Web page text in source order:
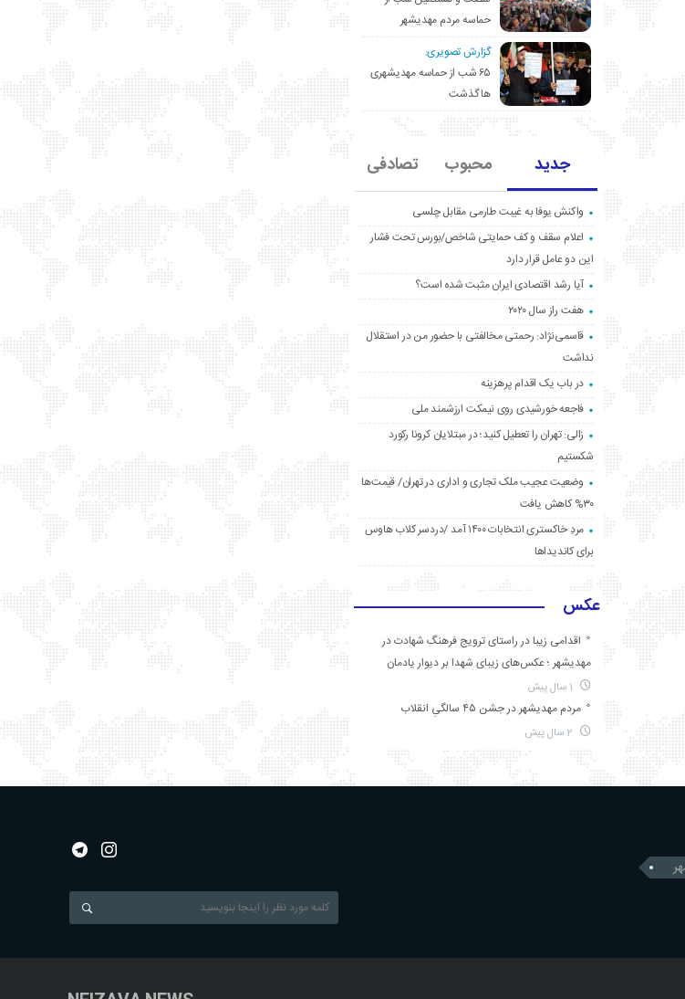
حماسه مردم مهدیشهر
گزارش تصویری:
۶۵ شب از حماسه مهدیشهری
ها گذشت
جدید محبوب تصادفی
واکنش یوفا به غیبت طارمی مقابل چلسی
اعلام سقف و کف حمایتی شاخص/بورس تحت فشار
این دو عامل قرار دارد
آیا رشد اقتصادی ایران مثبت شده است؟
هفت راز سال ۲۰۲۰
قاسمی‌نژاد: رحمتی مخالفتی با حضور من در استقلال
نداشت
در باب یک اقدام پرهزینه
فاجعه خورشیدی روی نیمکت ارزشمند ملی
زالی: تهران را تعطیل کنید؛ در مبتلایان کرونا رکورد
شکستیم
وضعیت عجیب ملک تجاری و اداری در تهران/ قیمت‌ها
۳۰% کاهش یافت
مردِ خاکستری انتخابات ۱۴۰۰ آمد /دردسر کلاب هاوس
برای کاندیداها
عکس
اقدامی زیبا در راستای ترویج فرهنگ شهادت در
مهدیشهر ؛ عکس‌های زیبای شهدا بر دیوار یادمان
مردم مهدیشهر در جشن ۴۵ سالگیِ انقلاب